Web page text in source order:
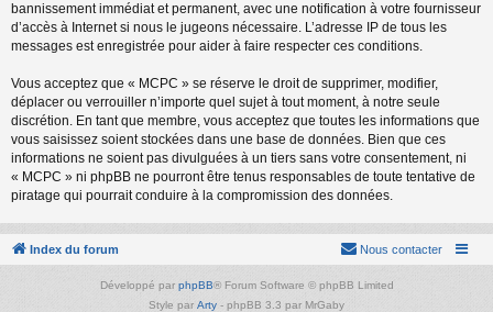
bannissement immédiat et permanent, avec une notification à votre fournisseur
d’accès à Internet si nous le jugeons nécessaire. L’adresse IP de tous les
messages est enregistrée pour aider à faire respecter ces conditions.
Vous acceptez que « MCPC » se réserve le droit de supprimer, modifier,
déplacer ou verrouiller n’importe quel sujet à tout moment, à notre seule
discrétion. En tant que membre, vous acceptez que toutes les informations que
vous saisissez soient stockées dans une base de données. Bien que ces
informations ne soient pas divulguées à un tiers sans votre consentement, ni
« MCPC » ni phpBB ne pourront être tenus responsables de toute tentative de
piratage qui pourrait conduire à la compromission des données.
Index du forum Nous contacter
Développé par phpBB® Forum Software © phpBB Limited
Style par Arty - phpBB 3.3 par MrGaby